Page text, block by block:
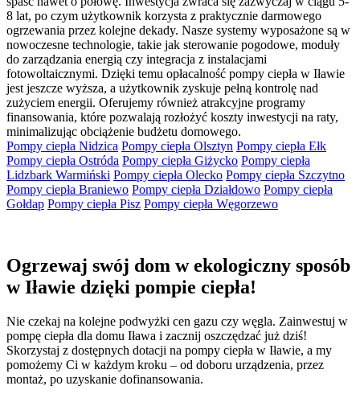
8 lat, po czym użytkownik korzysta z praktycznie darmowego
ogrzewania przez kolejne dekady. Nasze systemy wyposażone są w
nowoczesne technologie, takie jak sterowanie pogodowe, moduły
do zarządzania energią czy integracja z instalacjami
fotowoltaicznymi. Dzięki temu opłacalność pompy ciepła w Iławie
jest jeszcze wyższa, a użytkownik zyskuje pełną kontrolę nad
zużyciem energii. Oferujemy również atrakcyjne programy
finansowania, które pozwalają rozłożyć koszty inwestycji na raty,
minimalizując obciążenie budżetu domowego.
Pompy ciepła Nidzica Pompy ciepła Olsztyn Pompy ciepła Ełk
Pompy ciepła Ostróda Pompy ciepła Giżycko Pompy ciepła
Lidzbark Warmiński Pompy ciepła Olecko Pompy ciepła Szczytno
Pompy ciepła Braniewo Pompy ciepła Działdowo Pompy ciepła
Gołdap Pompy ciepła Pisz Pompy ciepła Węgorzewo
Ogrzewaj swój dom w ekologiczny sposób
w Iławie dzięki pompie ciepła!
Nie czekaj na kolejne podwyżki cen gazu czy węgla. Zainwestuj w
pompę ciepła dla domu Iława i zacznij oszczędzać już dziś!
Skorzystaj z dostępnych dotacji na pompy ciepła w Iławie, a my
pomożemy Ci w każdym kroku – od doboru urządzenia, przez
montaż, po uzyskanie dofinansowania.